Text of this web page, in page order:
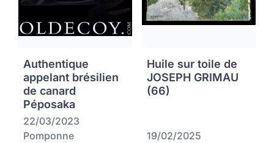
Authentique
appelant brésilien
de canard
Péposaka
22/03/2023
Pomponne
Huile sur toile de
JOSEPH GRIMAU
(66)
19/02/2025